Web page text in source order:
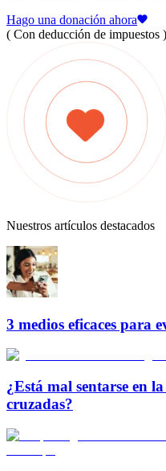
Hago una donación ahora
( Con deducción de impuestos )
Nuestros artículos destacados
3 medios eficaces para
¿Está mal sentarse en
cruzadas?